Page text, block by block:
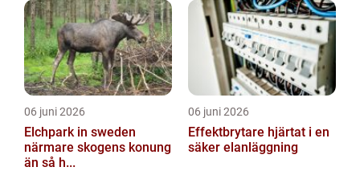
06 juni 2026
Elchpark in sweden
närmare skogens konung
än så h...
06 juni 2026
Effektbrytare hjärtat i en
säker elanläggning